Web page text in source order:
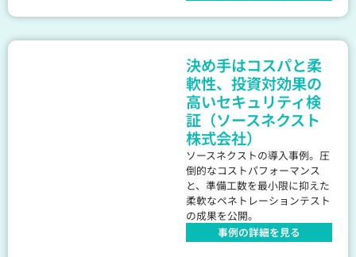
決め手はコスパと柔
軟性、投資対効果の
高いセキュリティ検
証（ソースネクスト
株式会社）
ソースネクストの導入事例。圧
倒的なコストパフォーマンス
と、準備工数を最小限に抑えた
柔軟なペネトレーションテスト
の成果を公開。
事例の詳細を見る